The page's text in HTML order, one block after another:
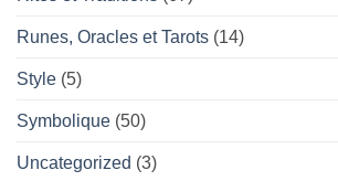
Runes, Oracles et Tarots (14)
Style (5)
Symbolique (50)
Uncategorized (3)